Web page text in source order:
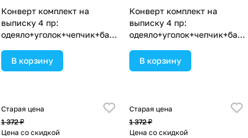
Конверт комплект на
выписку 4 пр:
одеяло+уголок+чепчик+бант
ассортименте.
В корзину
Конверт комплект на
выписку 4 пр:
одеяло+уголок+чепчик+бант
ассортименте.
В корзину
Старая цена
1 372 ₽
Цена со скидкой
Старая цена
1 372 ₽
Цена со скидкой